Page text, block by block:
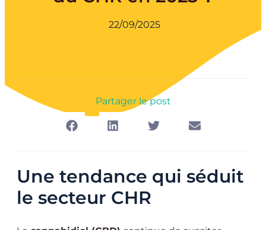
22/09/2025
Partager le post
Une tendance qui séduit
le secteur CHR